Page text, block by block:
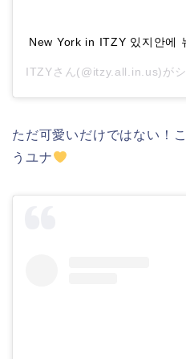
New York in ITZY 있지안에
ITZYさん(@itzy.all.in.us)が
ただ可愛いだけではない！
うユナ